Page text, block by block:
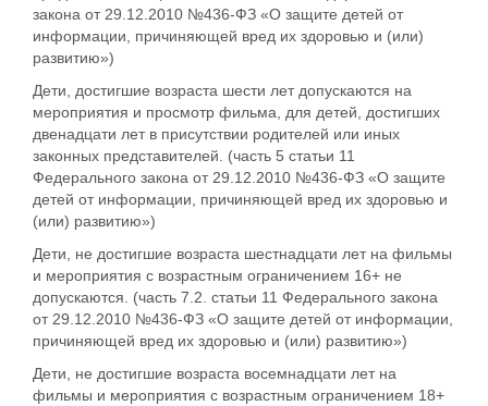
закона от 29.12.2010 №436-ФЗ «О защите детей от
информации, причиняющей вред их здоровью и (или)
развитию»)
Дети, достигшие возраста шести лет допускаются на
мероприятия и просмотр фильма, для детей, достигших
двенадцати лет в присутствии родителей или иных
законных представителей. (часть 5 статьи 11
Федерального закона от 29.12.2010 №436-ФЗ «О защите
детей от информации, причиняющей вред их здоровью и
(или) развитию»)
Дети, не достигшие возраста шестнадцати лет на фильмы
и мероприятия с возрастным ограничением 16+ не
допускаются. (часть 7.2. статьи 11 Федерального закона
от 29.12.2010 №436-ФЗ «О защите детей от информации,
причиняющей вред их здоровью и (или) развитию»)
Дети, не достигшие возраста восемнадцати лет на
фильмы и мероприятия с возрастным ограничением 18+